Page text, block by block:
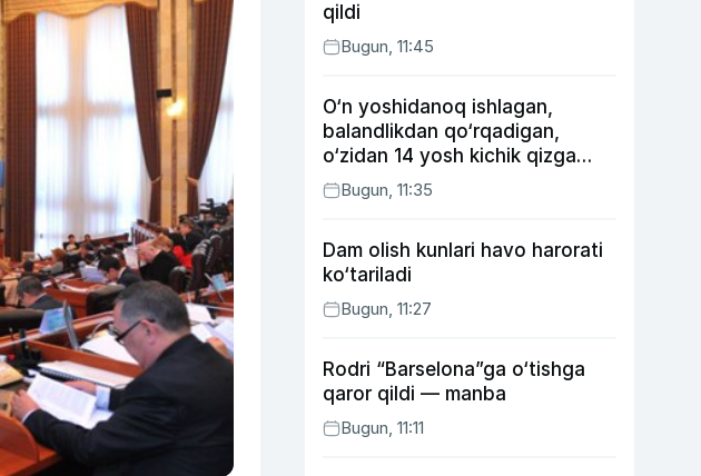
qildi
Bugun, 11:45
O‘n yoshidanoq ishlagan,
balandlikdan qo‘rqadigan,
o‘zidan 14 yosh kichik qizga
uylangan Yorqinxo‘ja Umarov
34 yoshda
Bugun, 11:35
Dam olish kunlari havo harorati
ko‘tariladi
Bugun, 11:27
Rodri “Barselona”ga o‘tishga
qaror qildi — manba
Bugun, 11:11